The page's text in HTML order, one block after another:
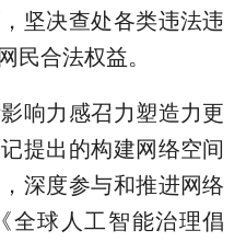
坚决查处各类违法违
民合法权益。
力感召力塑造力更
提出的构建网络空间
深度参与和推进网络
全球人工智能治理倡